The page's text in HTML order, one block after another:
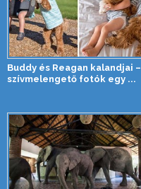
Buddy és Reagan kalandjai –
szívmelengető fotók egy ...